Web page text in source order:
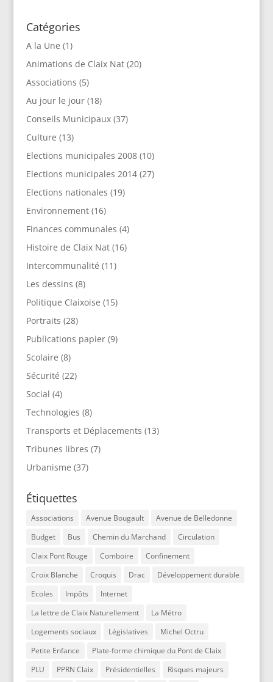
Catégories
A la Une (1)
Animations de Claix Nat(20)
Associations (5)
Au jour le jour(18)
Conseils Municipaux(37)
Culture (13)
Elections municipales 2008(10)
Elections municipales 2014(27)
Elections nationales (19)
Environnement(16)
Finances communales (4)
Histoire de Claix Nat(16)
Intercommunalité (11)
Les dessins (8)
Politique Claixoise (15)
Portraits (28)
Publications papier(9)
Scolaire (8)
Sécurité (22)
Social (4)
Technologies (8)
Transports et Déplacements (13)
Tribunes libres (7)
Urbanisme (37)
Étiquettes
Associations Avenue Bougault
Avenue de Belledonne
Budget
Bus Chemin du Marchand
Circulation
Claix Pont Rouge
Comboire
Confinement
Croix Blanche
Croquis Drac
Développement durable
Ecoles
Impôts
Internet
La lettre de Claix Naturellement
La Métro
Logements sociaux
Législatives
Michel Octru
Petite Enfance
Plate-forme chimique du Pont de Claix
PLU
PPRN Claix Présidentielles
Risques majeurs